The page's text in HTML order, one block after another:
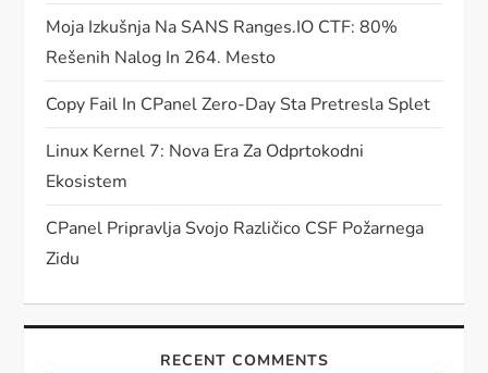
Moja Izkušnja Na SANS Ranges.IO CTF: 80%
Rešenih Nalog In 264. Mesto
Copy Fail In CPanel Zero-Day Sta Pretresla Splet
Linux Kernel 7: Nova Era Za Odprtokodni
Ekosistem
CPanel Pripravlja Svojo Različico CSF Požarnega
Zidu
RECENT COMMENTS